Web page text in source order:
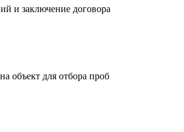
и заключение договора
объект для отбора проб